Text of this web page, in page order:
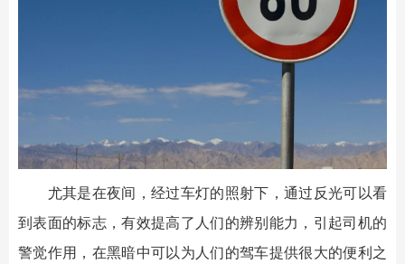
尤其是在夜间，经过车灯的照射下，通过反光可以看
到表面的标志，有效提高了人们的辨别能力，引起司机的
警觉作用，在黑暗中可以为人们的驾车提供很大的便利之